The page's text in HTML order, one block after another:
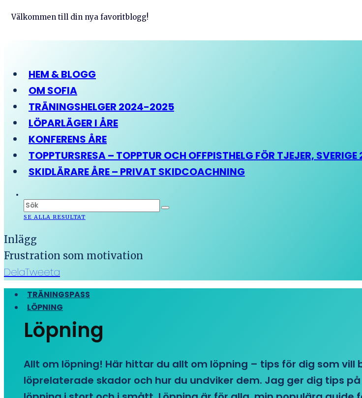
Välkommen till din nya favoritblogg!
HEM & BLOGG
OM SOFIA
TRÄNINGSHELGER 2024-2025
LÖPARLÄGER I ÅRE
KONFERENS ÅRE
TOPPTURSRESA – TOPPTUR OCH OFFPISTHELG FÖR TJEJER,
SKIDLÄRARE ÅRE – PRIVAT SKIDCOACHNING
SE ALLA RESULTAT
Inlägg
Frustration som motivation
DelaTweeta
TRÄNINGSPASS
LÖPNING
Löpning
Allt om löpning! Här hittar du allt om löpning – tips för dig som
löprelaterade skador och hur du undviker dem. Jag ger dig tips